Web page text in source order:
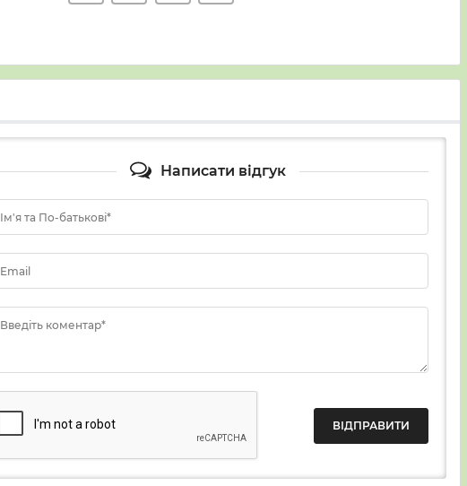
Написати відгук
Ім'я та По-батькові*
Email
Введіть коментар*